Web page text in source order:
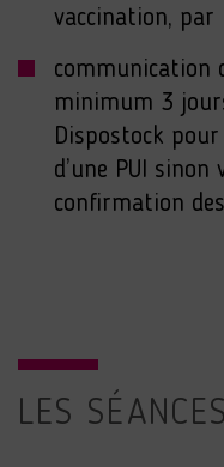
vaccination, par
communication
minimum 3
Dispostock
d’une PUI sinon
confirmation
LES